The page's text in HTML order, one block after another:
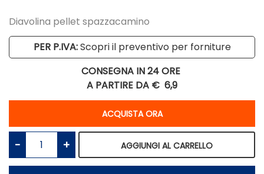
Diavolina pellet spazzacamino
PER P.IVA:Scopri il preventivo per forniture
CONSEGNA IN 24 ORE
A PARTIRE DA € 6,9
ACQUISTA ORA
Quantità
AGGIUNGI AL CARRELLO